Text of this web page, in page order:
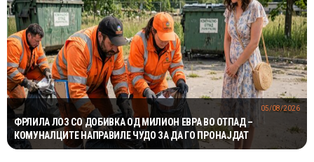
ФРЛИЛА ЛОЗ СО ДОБИВКА ОД МИЛИОН ЕВРА ВО ОТПАД –
КОМУНАЛЦИТЕ НАПРАВИЛЕ ЧУДО ЗА ДА ГО ПРОНАЈДАТ
05/08/2026